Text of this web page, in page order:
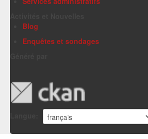
Blog
Enquêtes et sondages